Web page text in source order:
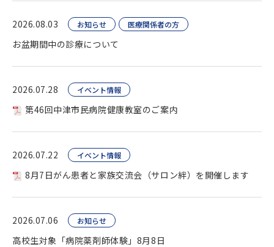
2026.08.03 お知らせ 医療関係者の方
お盆期間中の診療について
2026.07.28 イベント情報
第46回中津市民病院健康教室のご案内
2026.07.22 イベント情報
8月7日がん患者と家族交流会（サロン絆）を開催します
2026.07.06 お知らせ
高校生対象「病院薬剤師体験」8月8日